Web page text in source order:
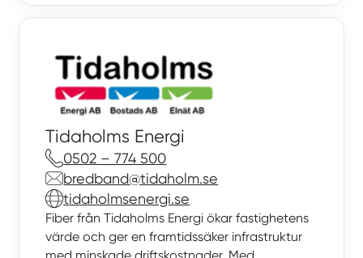
Tidaholms Energi
0502 – 774 500
bredband@tidaholm.se
tidaholmsenergi.se
Fiber från Tidaholms Energi ökar fastighetens
värde och ger en framtidssäker infrastruktur